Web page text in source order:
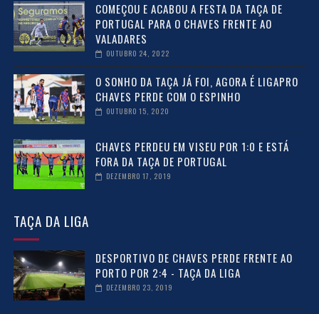
COMEÇOU E ACABOU A FESTA DA TAÇA DE
PORTUGAL PARA O CHAVES FRENTE AO
VALADARES
OUTUBRO 24, 2022
O SONHO DA TAÇA JÁ FOI, AGORA É LIGAPRO
CHAVES PERDE COM O ESPINHO
OUTUBRO 15, 2020
CHAVES PERDEU EM VISEU POR 1:0 E ESTÁ
FORA DA TAÇA DE PORTUGAL
DEZEMBRO 17, 2019
TAÇA DA LIGA
DESPORTIVO DE CHAVES PERDE FRENTE AO
PORTO POR 2:4 - TAÇA DA LIGA
DEZEMBRO 23, 2019